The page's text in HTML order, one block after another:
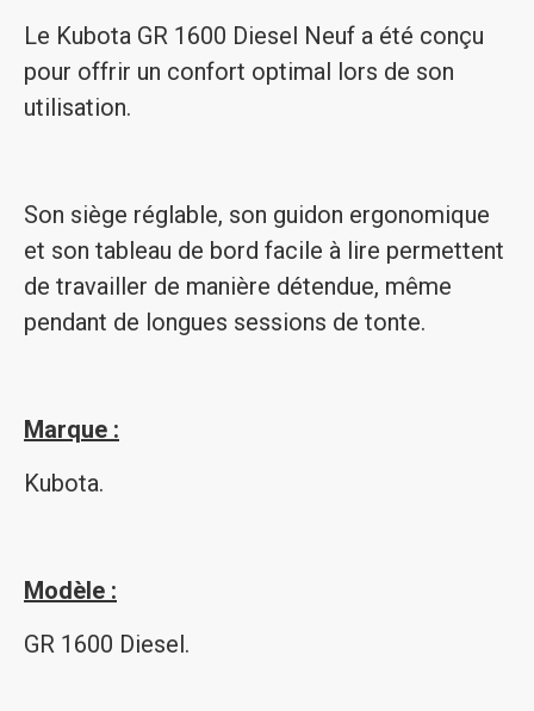
Le Kubota GR 1600 Diesel Neuf a été conçu
pour offrir un confort optimal lors de son
utilisation.
Son siège réglable, son guidon ergonomique
et son tableau de bord facile à lire permettent
de travailler de manière détendue, même
pendant de longues sessions de tonte.
Marque :
Kubota.
Modèle :
GR 1600 Diesel.